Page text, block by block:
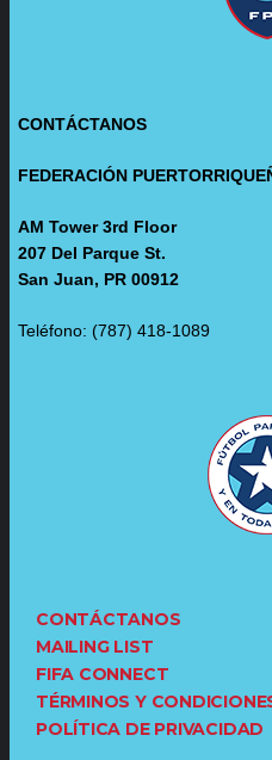
CONTÁCTANOS
FEDERACIÓN
AM Tower 3rd Floor
207 Del Parque St.
San Juan, PR 00912
Teléfono: (787) 418-1089
CONTÁCTANOS
MAILING LIST
FIFA CONNECT
TÉRMINOS Y
POLÍTICA DE PRIVACIDAD